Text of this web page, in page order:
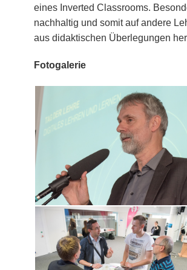
eines Inverted Classrooms.
nachhaltig und somit auf andere
aus didaktischen Überlegungen
Fotogalerie